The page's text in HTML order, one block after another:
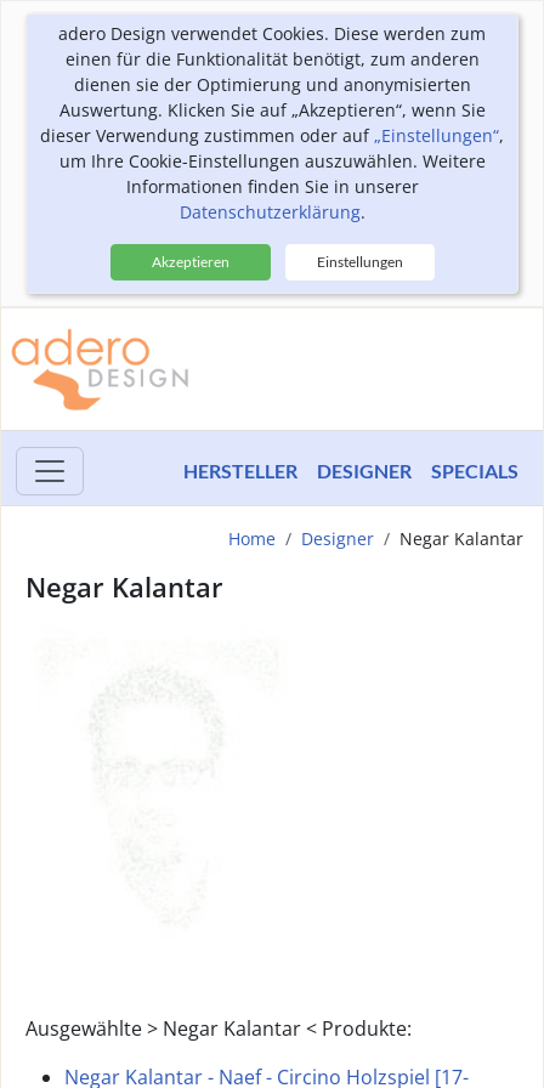
adero Design verwendet Cookies. Diese werden zum
einen für die Funktionalität benötigt, zum anderen
dienen sie der Optimierung und anonymisierten
Auswertung. Klicken Sie auf „Akzeptieren“, wenn Sie
dieser Verwendung zustimmen oder auf„Einstellungen“,
um Ihre Cookie-Einstellungen auszuwählen. Weitere
Informationen finden Sie in unserer
Datenschutzerklärung.
Akzeptieren Einstellungen
HERSTELLER DESIGNER SPECIALS
Home Designer Negar Kalantar
Negar Kalantar
Ausgewählte > Negar Kalantar < Produkte:
Negar Kalantar - Naef - Circino Holzspiel [17-